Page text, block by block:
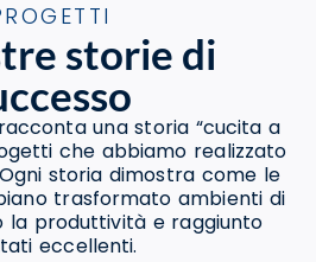
storie di
una storia “cucita a
che abbiamo realizzato
storia dimostra come le
trasformato ambienti di
la produttività e raggiunto
eccellenti.